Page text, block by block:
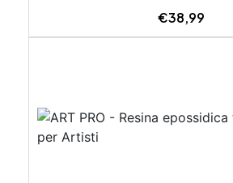
perfetta per colate di alto
Applicazioni Principali:
spessore dentro stampi e
Caratteristiche principali: ✅
€38,99